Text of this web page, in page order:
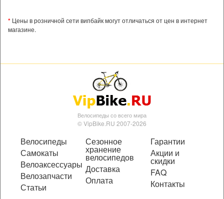
* Цены в розничной сети випбайк могут отличаться от цен в интернет
магазине.
Велосипеды со всего мира
© VipBike.RU 2007-2026
Велосипеды
Самокаты
Велоаксессуары
Велозапчасти
Статьи
Сезонное
хранение
велосипедов
Доставка
Оплата
Гарантии
Акции и
скидки
FAQ
Контакты